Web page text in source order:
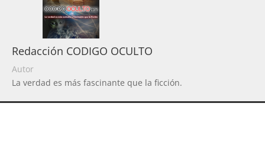
Redacción CODIGO OCULTO
Autor
La verdad es más fascinante que la ficción.